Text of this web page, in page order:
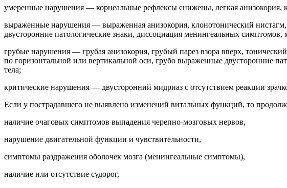
умеренные нарушения — корнеальные рефлексы снижены, легкая анизокория,
выраженные нарушения — выраженная анизокория, клонотонический
двусторонние патологические знаки, диссоциация менингеальных
грубые нарушения — грубая анизокория, грубый парез взора вверх,
по горизонтальной или вертикальной оси, грубо выраженные двусторонние
тела;
критические нарушения — двусторонний мидриаз с отсутствием реакции
Если у пострадавшего не выявлено изменений витальных функций, то
наличие очаговых симптомов выпадения черепно-мозговых нервов,
нарушение двигательной функции и чувствительности,
симптомы раздражения оболочек мозга (менингеальные симптомы),
наличие или отсутствие судорог,